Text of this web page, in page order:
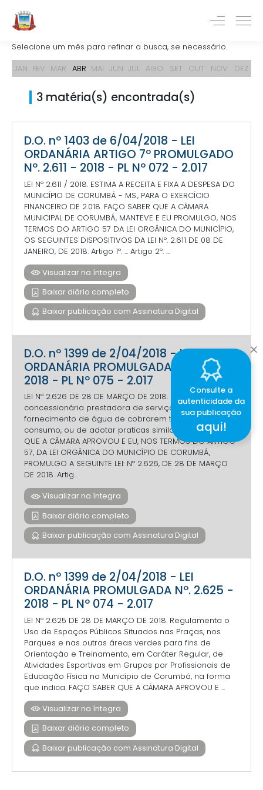
Selecione um mês para refinar a busca, se necessário.
JAN FEV MAR ABR MAI JUN JUL AGO SET OUT NOV DEZ
3 matéria(s) encontrada(s)
D.O. nº 1403 de 6/04/2018 - LEI
ORDANÁRIA ARTIGO 7º PROMULGADO
Nº. 2.611 - 2018 - PL Nº 072 - 2.017
LEI Nº 2.611 / 2018. ESTIMA A RECEITA E FIXA A DESPESA DO
MUNICÍPIO DE CORUMBÁ - MS., PARA O EXERCÍCIO
FINANCEIRO DE 2.018. FAÇO SABER QUE A CÂMARA
MUNICIPAL DE CORUMBÁ, MANTEVE E EU PROMULGO, NOS
TERMOS DO ARTIGO 57 DA LEI ORGÂNICA DO MUNICÍPIO,
OS SEGUINTES DISPOSITIVOS DA LEI Nº. 2.611 DE 08 DE
JANEIRO, DE 2018. Artigo 1º. ... Artigo 2º. ...
Visualizar na íntegra
Baixar diário completo
Baixar publicação com Assinatura Digital
D.O. nº 1399 de 2/04/2018 - LEI
ORDANÁRIA PROMULGADA Nº. 2.626 -
2018 - PL Nº 075 - 2.017
LEI Nº 2.626 DE 28 DE MARÇO DE 2018. Proíbe a
concessionária prestadora de serviço de
fornecimento de água de cobrarem tarifa básica de
consumo, ou de adotar praticas similar. FAÇO SABER
QUE A CÂMARA APROVOU E EU, NOS TERMOS DO ARTIGO
57, DA LEI ORGÂNICA DO MUNICÍPIO DE CORUMBÁ,
PROMULGO A SEGUINTE LEI: Nº 2.626, DE 28 DE MARÇO
DE 2018. Artig...
Visualizar na íntegra
Baixar diário completo
Baixar publicação com Assinatura Digital
D.O. nº 1399 de 2/04/2018 - LEI
ORDANÁRIA PROMULGADA Nº. 2.625 -
2018 - PL Nº 074 - 2.017
LEI Nº 2.625 DE 28 DE MARÇO DE 2018. Regulamenta o
Uso de Espaços Públicos Situados nas Praças, nos
Parques e nas outras áreas verdes para fins de
Orientação e Treinamento, em Caráter Regular, de
Atividades Esportivas em Grupos por Profissionais de
Educação Física no Município de Corumbá, na forma
que indica. FAÇO SABER QUE A CÂMARA APROVOU E ...
Visualizar na íntegra
Baixar diário completo
Baixar publicação com Assinatura Digital
Consulte a
autenticidade da
sua publicação
aqui!